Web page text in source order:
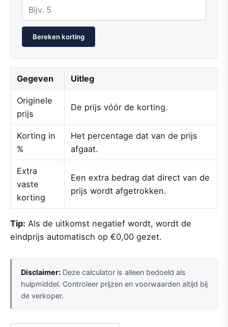
Bereken korting
Gegeven Uitleg
Originele
prijs
De prijs vóór de korting.
Korting in
%
Het percentage dat van de prijs
afgaat.
Extra
vaste
korting
Een extra bedrag dat direct van de
prijs wordt afgetrokken.
Tip: Als de uitkomst negatief wordt, wordt de
eindprijs automatisch op €0,00 gezet.
Disclaimer: Deze calculator is alleen bedoeld als
hulpmiddel. Controleer prijzen en voorwaarden altijd bij
de verkoper.